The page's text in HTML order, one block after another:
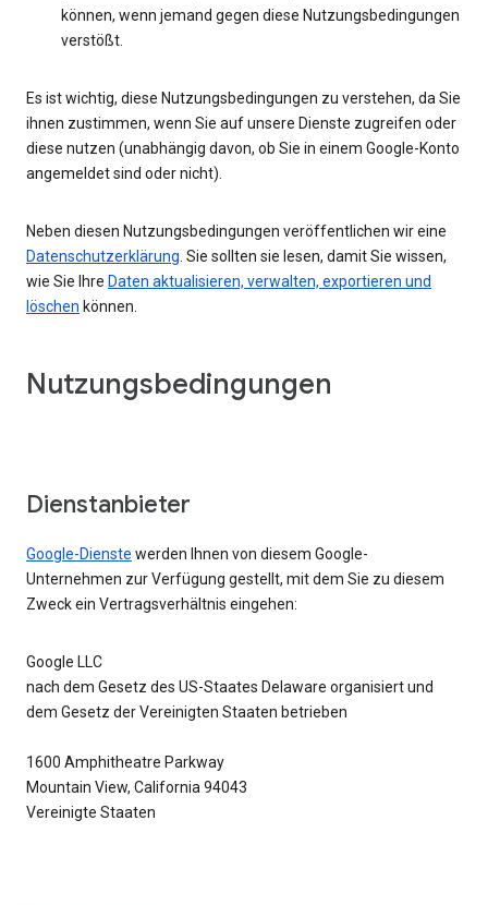
können, wenn jemand gegen diese Nutzungsbedingungen
verstößt.
Es ist wichtig, diese Nutzungsbedingungen zu verstehen, da Sie
ihnen zustimmen, wenn Sie auf unsere Dienste zugreifen oder
diese nutzen (unabhängig davon, ob Sie in einem Google-Konto
angemeldet sind oder nicht).
Neben diesen Nutzungsbedingungen veröffentlichen wir eine
Datenschutzerklärung . Sie sollten sie lesen, damit Sie wissen,
wie Sie Ihre Daten aktualisieren, verwalten, exportieren und
löschen können.
Nutzungsbedingungen
Dienstanbieter
Google-Dienste werden Ihnen von diesem Google-
Unternehmen zur Verfügung gestellt, mit dem Sie zu diesem
Zweck ein Vertragsverhältnis eingehen:
Google LLC
nach dem Gesetz des US-Staates Delaware organisiert und
dem Gesetz der Vereinigten Staaten betrieben
1600 Amphitheatre Parkway
Mountain View, California 94043
Vereinigte Staaten